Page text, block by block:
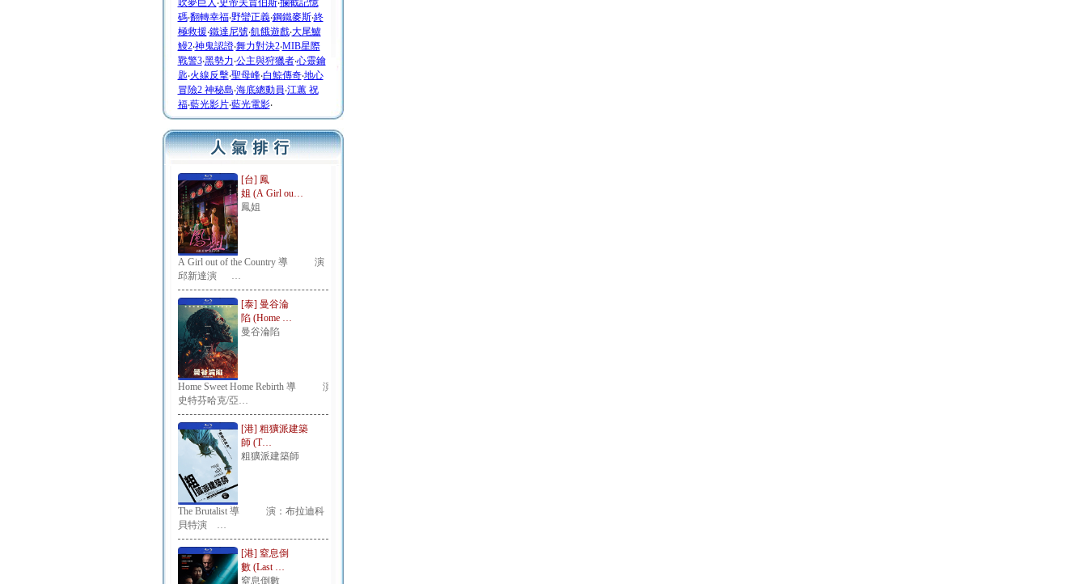
吹夢巨人 ‧史帝夫賈伯斯‧攔截記憶
碼‧翻轉幸福‧野蠻正義‧鋼鐵麥斯‧終
極救援‧鐵達尼號‧飢餓遊戲‧大尾鱸
鰻2‧神鬼認證‧舞力對決2‧MIB星際
戰警3‧黑勢力‧公主與狩獵者‧心靈鑰
匙‧火線反擊‧聖母峰‧白鯨傳奇‧地心
冒險2 神秘島‧海底總動員‧江蕙 祝
福‧藍光影片‧藍光電影‧
[台] 鳳
姐 (A Girl ou…
鳳姐
A Girl out of the Country 導 演：
邱新達演 …
[泰] 曼谷淪
陷 (Home …
曼谷淪陷
Home Sweet Home Rebirth 導 演：
史特芬哈克/亞…
[港] 粗獷派建築
師 (T…
粗獷派建築師
The Brutalist 導 演：布拉迪科
貝特演 …
[港] 窒息倒
數 (Last …
窒息倒數